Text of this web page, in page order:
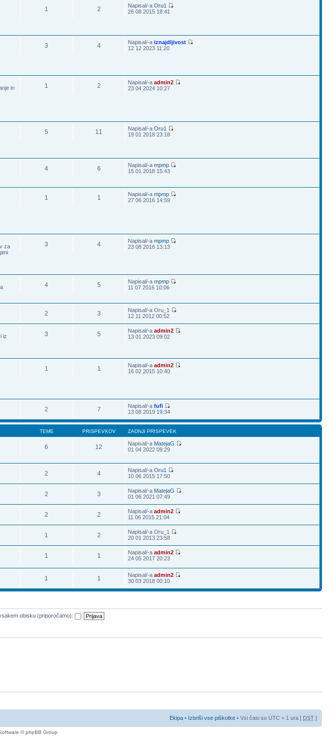
1 2 Napisal/-aOru1
26 08 2015 18:41
3 4 Napisal/-aiznajdljivost
12 12 2023 11:20
in
1 2 Napisal/-aadmin2
23 04 2024 10:27
5 11 Napisal/-aOru1
19 01 2018 23:18
4 6 Napisal/-ampmp
15 01 2018 15:43
1 1 Napisal/-ampmp
27 06 2016 14:59
za
3 4 Napisal/-ampmp
23 08 2016 13:13
4 5 Napisal/-ampmp
11 07 2016 10:06
2 3
Napisal/-a Oru_1
12 11 2012 00:52
iz
3 5 Napisal/-aadmin2
13 01 2023 09:02
1 1 Napisal/-aadmin2
16 02 2015 10:40
2 7 Napisal/-afufi
13 08 2019 19:34
TEME PRISPEVKOV ZADNJI PRISPEVEK
6 12 Napisal/-a MatejaG
01 04 2022 09:29
2 4 Napisal/-aOru1
10 06 2015 17:50
2 3 Napisal/-a MatejaG
01 06 2021 07:49
2 2 Napisal/-aadmin2
11 06 2015 21:04
1 2
Napisal/-a Oru_1
20 01 2013 23:58
1 1 Napisal/-aadmin2
24 05 2017 20:23
1 1 Napisal/-aadmin2
30 03 2018 00:10
obisku (priporočamo):
Ekipa • Izbriši vse piškotke • Vsi časi so UTC + 1 ura [ DST ]
© phpBB Group